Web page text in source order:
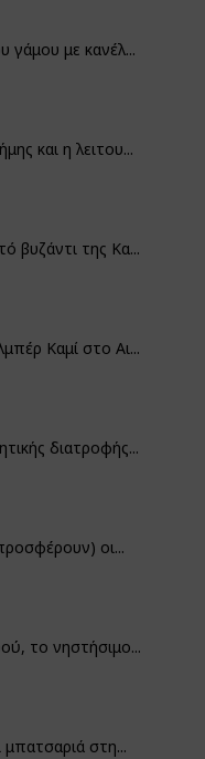
γάμου με κανέλ...
και η λειτου...
βυζάντι της Κα...
Καμί στο Αι...
διατροφής...
οι...
το νηστήσιμο...
μπατσαριά στη...